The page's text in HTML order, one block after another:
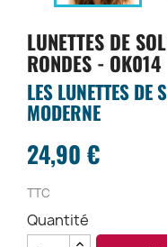
LUNETTES DE
RONDES - OK014
LES LUNETTES DE
MODERNE
24,90 €
TTC
Quantité